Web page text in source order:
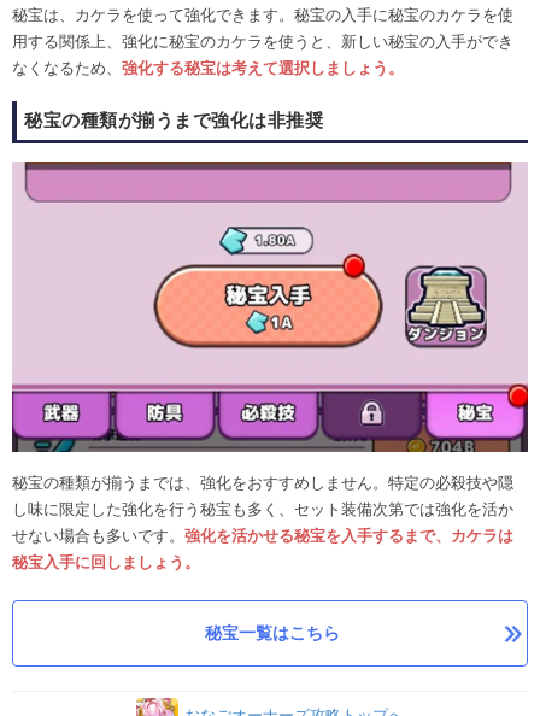
秘宝は、カケラを使って強化できます。秘宝の入手に秘宝のカケラを使
用する関係上、強化に秘宝のカケラを使うと、新しい秘宝の入手ができ
なくなるため、 強化する秘宝は考えて選択しましょう。
秘宝の種類が揃うまで強化は非推奨
秘宝の種類が揃うまでは、強化をおすすめしません。特定の必殺技や隠
し味に限定した強化を行う秘宝も多く、セット装備次第では強化を活か
せない場合も多いです。 強化を活かせる秘宝を入手するまで、カケラは
秘宝入手に回しましょう。
秘宝一覧はこちら